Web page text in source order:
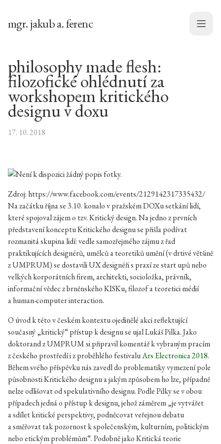
mgr. jakub a. ferenc Menu
philosophy made flesh:
filozofické ohlédnutí za
workshopem kritického
designu v doxu
17. 10. 2018
Zdroj: https://www.facebook.com/events/2129142317335432/
Na začátku října se 3.10. konalo v pražském DOXu setkání lidí,
které spojoval zájem o tzv. Kritický design. Na jedno z prvních
představení konceptu Kritického designu se přišla podívat
rozmanitá skupina lidí: vedle samozřejmého zájmu z řad
praktikujících designérů, umělců a teoretiků umění (v drtivé většině
z UMPRUM) se dostavili UX designéři s praxí ze start upů nebo
velkých korporátních firem, architekti, socioložka, právník,
informační vědec z brněnského KISKu, filozof a teoretici médií
a human-computer interaction.
O úvod k této v českém kontextu ojedinělé akci reflektující
současný „kritický“ přístup k designu se ujal Lukáš Pilka. Jako
doktorand z UMPRUM si připravil komentář k vybraným pracím
z českého prostředí i z proběhlého festivaluArs Electronica 2018.
Během svého příspěvku nás zavedl do problematiky vymezení pole
působnosti Kritického designu a jakým způsobem ho lze, případně
nelze odlišovat od spekulativního designu. Podle Pilky se v obou
případech jedná o přístup k designu, jehož záměrem „je vytvářet
a sdílet kritické perspektivy, podněcovat veřejnou debatu
a směřovat tak pozornost k společenským, kulturním, politickým
nebo etickým problémům“. Podobně jako Kritická teorie